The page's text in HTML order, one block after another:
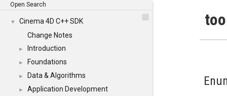
Open Search
▼
Cinema 4D C++ SDK
Change Notes
► Introduction
► Foundations
► Data & Algorithms
► Application Development